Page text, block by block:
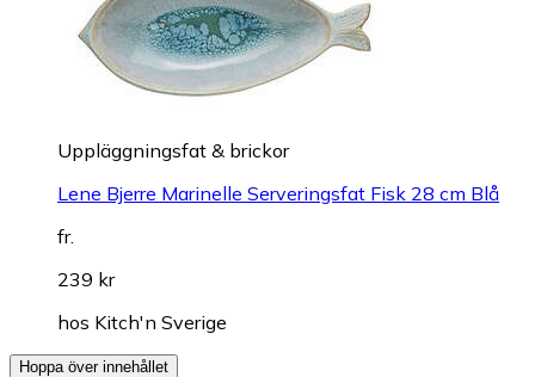
Uppläggningsfat & brickor
Lene Bjerre Marinelle Serveringsfat Fisk 28 cm Blå
fr.
239 kr
hos Kitch'n Sverige
Hoppa över innehållet